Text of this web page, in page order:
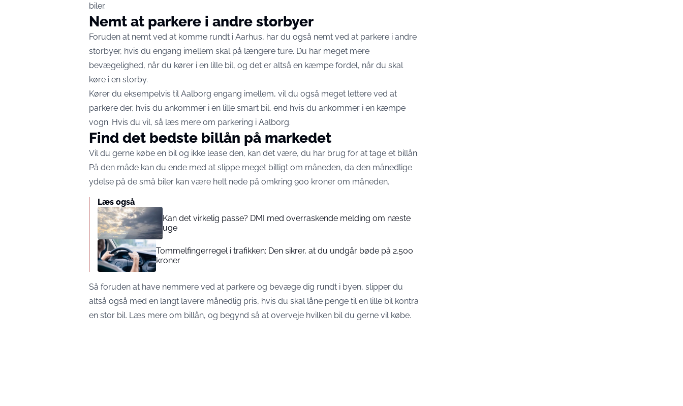
biler.
Nemt at parkere i andre storbyer
Foruden at nemt ved at komme rundt i Aarhus, har du også nemt ved at parkere i andre
storbyer, hvis du engang imellem skal på længere ture. Du har meget mere
bevægelighed, når du kører i en lille bil, og det er altså en kæmpe fordel, når du skal
køre i en storby.
Kører du eksempelvis til Aalborg engang imellem, vil du også meget lettere ved at
parkere der, hvis du ankommer i en lille smart bil, end hvis du ankommer i en kæmpe
vogn. Hvis du vil, så læs mere om parkering i Aalborg.
Find det bedste billån på markedet
Vil du gerne købe en bil og ikke lease den, kan det være, du har brug for at tage et billån.
På den måde kan du ende med at slippe meget billigt om måneden, da den månedlige
ydelse på de små biler kan være helt nede på omkring 900 kroner om måneden.
Læs også
Kan det virkelig passe? DMI med overraskende melding om næste
uge
Tommelfingerregel i trafikken: Den sikrer, at du undgår bøde på 2.500
kroner
Så foruden at have nemmere ved at parkere og bevæge dig rundt i byen, slipper du
altså også med en langt lavere månedlig pris, hvis du skal låne penge til en lille bil kontra
en stor bil. Læs mere om billån, og begynd så at overveje hvilken bil du gerne vil købe.